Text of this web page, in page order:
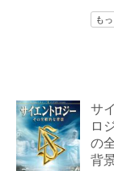
も
サ
ロ
の
背